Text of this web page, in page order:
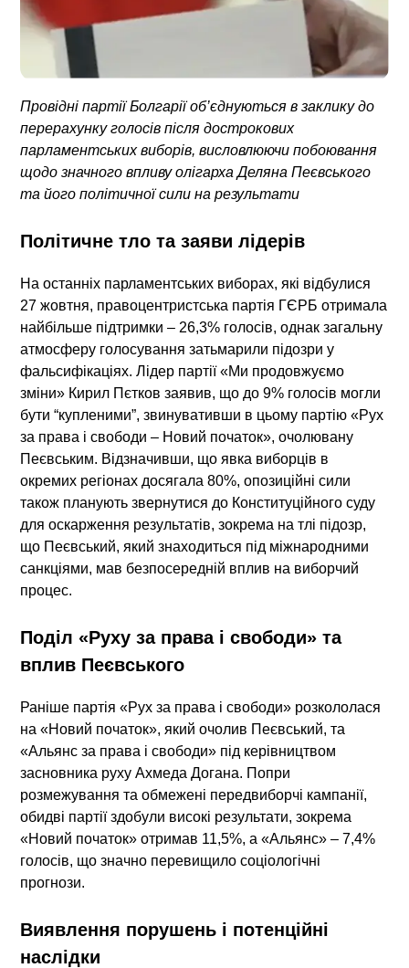
Провідні партії Болгарії об’єднуються в заклику до
перерахунку голосів після дострокових
парламентських виборів, висловлюючи побоювання
щодо значного впливу олігарха Деляна Пеєвського
та його політичної сили на результати
Політичне тло та заяви лідерів
На останніх парламентських виборах, які відбулися
27 жовтня, правоцентристська партія ГЄРБ отримала
найбільше підтримки – 26,3% голосів, однак загальну
атмосферу голосування затьмарили підозри у
фальсифікаціях. Лідер партії «Ми продовжуємо
зміни» Кирил Пєтков заявив, що до 9% голосів могли
бути “купленими”, звинувативши в цьому партію «Рух
за права і свободи – Новий початок», очолювану
Пеєвським. Відзначивши, що явка виборців в
окремих регіонах досягала 80%, опозиційні сили
також планують звернутися до Конституційного суду
для оскарження результатів, зокрема на тлі підозр,
що Пеєвський, який знаходиться під міжнародними
санкціями, мав безпосередній вплив на виборчий
процес.
Поділ «Руху за права і свободи» та
вплив Пеєвського
Раніше партія «Рух за права і свободи» розкололася
на «Новий початок», який очолив Пеєвський, та
«Альянс за права і свободи» під керівництвом
засновника руху Ахмеда Догана. Попри
розмежування та обмежені передвиборчі кампанії,
обидві партії здобули високі результати, зокрема
«Новий початок» отримав 11,5%, а «Альянс» – 7,4%
голосів, що значно перевищило соціологічні
прогнози.
Виявлення порушень і потенційні
наслідки